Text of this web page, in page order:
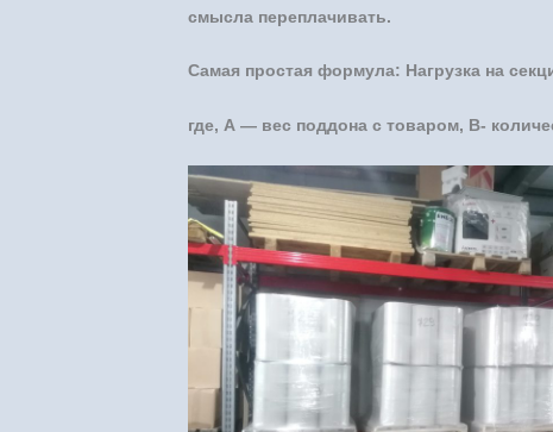
смысла переплачивать.
Самая простая формула: Нагрузка на
где, А — вес поддона с товаром, В-